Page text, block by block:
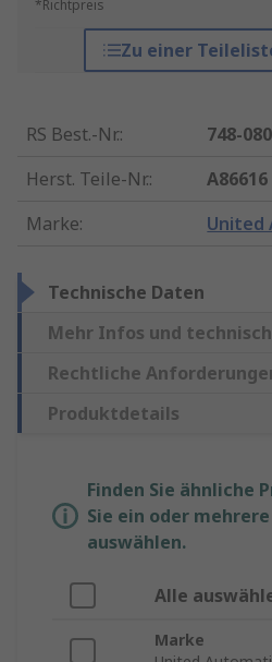
*Richtpreis
Zu einer
RS Best.-Nr.:
748-
Herst. Teile-Nr.:
A86616
Marke: United
Technische Daten
Mehr Infos und
Rechtliche
Produktdetails
Finden Sie ähnliche
Sie ein oder
auswählen.
Alle
Marke